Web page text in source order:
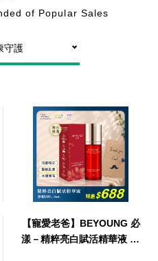
of Popular Sales
守護
【寵愛老爸】BEYOUNG 必
漾－精粹亮白賦活精華液 30